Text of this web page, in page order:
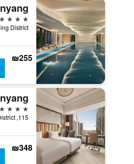
4 כוכבים
₪255
4 כוכבים
₪348